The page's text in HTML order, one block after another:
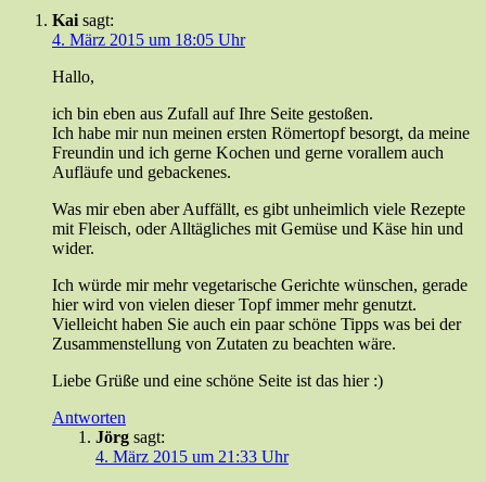
Kai sagt:
4. März 2015 um 18:05 Uhr
Hallo,
ich bin eben aus Zufall auf Ihre Seite gestoßen.
Ich habe mir nun meinen ersten Römertopf besorgt, da meine
Freundin und ich gerne Kochen und gerne vorallem auch
Aufläufe und gebackenes.
Was mir eben aber Auffällt, es gibt unheimlich viele Rezepte
mit Fleisch, oder Alltägliches mit Gemüse und Käse hin und
wider.
Ich würde mir mehr vegetarische Gerichte wünschen, gerade
hier wird von vielen dieser Topf immer mehr genutzt.
Vielleicht haben Sie auch ein paar schöne Tipps was bei der
Zusammenstellung von Zutaten zu beachten wäre.
Liebe Grüße und eine schöne Seite ist das hier :)
Antworten
Jörg sagt:
4. März 2015 um 21:33 Uhr